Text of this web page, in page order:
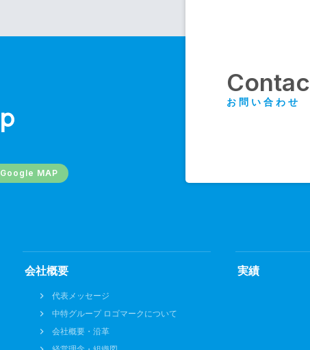
Google MAP
お問い合わせ
会社概要
代表メッセージ
中特グループ ロゴマークについて
会社概要・沿革
実績